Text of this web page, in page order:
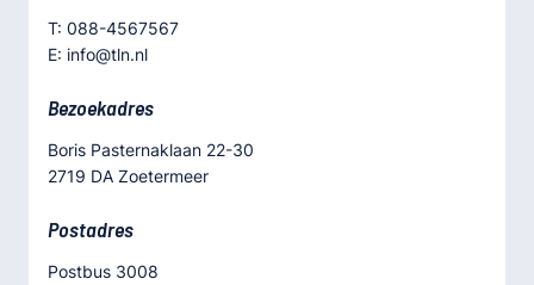
T: 088-4567567
E: info@tln.nl
Bezoekadres
Boris Pasternaklaan 22-30
2719 DA Zoetermeer
Postadres
Postbus 3008